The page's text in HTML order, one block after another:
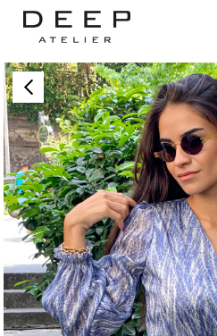
Anasayfa Eteği Büzgülü Kruvaze Elbise